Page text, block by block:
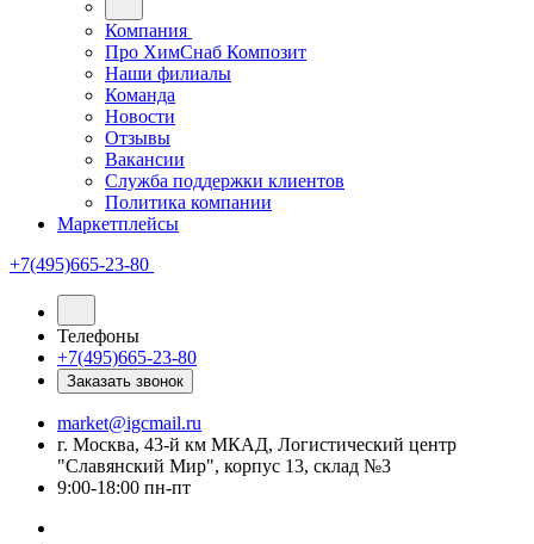
Компания
Про ХимСнаб Композит
Наши филиалы
Команда
Новости
Отзывы
Вакансии
Служба поддержки клиентов
Политика компании
Маркетплейсы
+7(495)665-23-80
Телефоны
+7(495)665-23-80
Заказать звонок
market@igcmail.ru
г. Москва, 43-й км МКАД, Логистический центр
"Славянский Мир", корпус 13, склад №3
9:00-18:00 пн-пт